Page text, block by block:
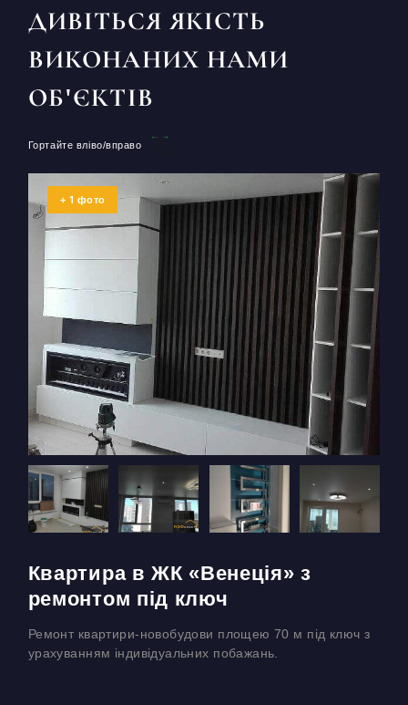
ДИВІТЬСЯ ЯКІСТЬ
ВИКОНАНИХ НАМИ
ОБ'ЄКТІВ
Гортайте вліво/вправо
+ 1 фото
Квартира в ЖК «Венеція» з
ремонтом під ключ
Ремонт квартири-новобудови площею 70 м під ключ з
урахуванням індивідуальних побажань.